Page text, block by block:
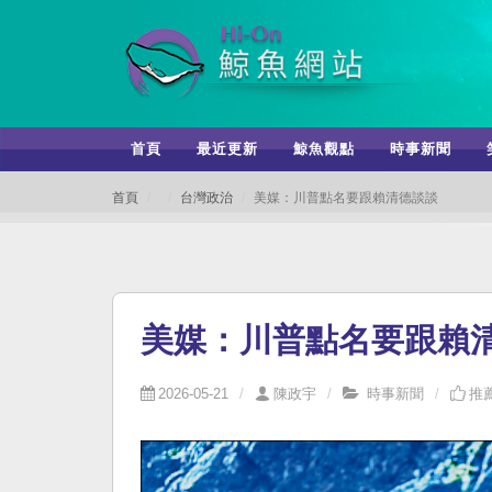
首頁 最近更新 鯨魚觀點 時事新聞
首頁 台灣政治 美媒：川普點名要跟賴清德談談
美媒：川普點名要跟賴
2026-05-21 陳政宇 時事新聞 推